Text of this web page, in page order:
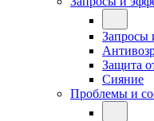
Запросы
Защита
Сияние
Проблемы и